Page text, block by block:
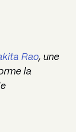
Rao, une
la